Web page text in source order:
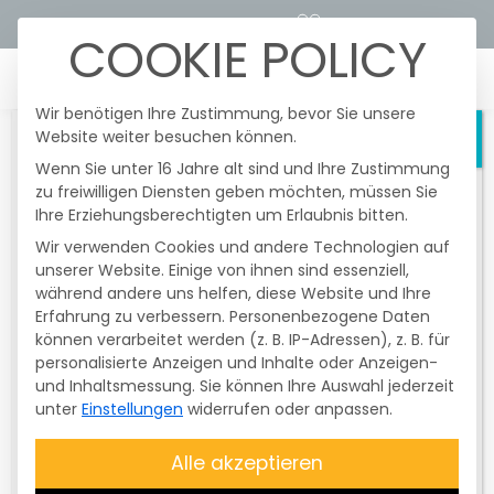
STROMTARIFRECHNER KUNDENPORTALE
Ihr Service zum
Daten ändern
* Pflichtfelder
Heute fanden im Netzgebiert der
Überlandzentrale Wörth/I.-Altheim Netz
AGnochmalsgesetzlich vorgeschriebene
und unangekündigteTestschaltungen
der Funkrundsteuerempfänger (FRE) statt.
Davon betroffen waren nur
Erzeugungsanlagen mit einer Größe
über 25 kWp bis 99,99 kWp. Diese
Testschaltung istnicht
entschädigungsfähig . Die Anlagen
wurden zum Abschluss des Testes wieder
100 % geregelt. Bitte überprüfen Sie,
ob IhreAnlage Energie produziert.
COOKIE POLICY
Wir benötigen Ihre Zustimmung, bevor Sie unsere
Website weiter besuchen können.
Wenn Sie unter 16 Jahre alt sind und Ihre Zustimmung
zu freiwilligen Diensten geben möchten, müssen Sie
Ihre Erziehungsberechtigten um Erlaubnis bitten.
Wir verwenden Cookies und andere Technologien auf
unserer Website. Einige von ihnen sind essenziell,
während andere uns helfen, diese Website und Ihre
Erfahrung zu verbessern. Personenbezogene Daten
können verarbeitet werden (z. B. IP-Adressen), z. B. für
personalisierte Anzeigen und Inhalte oder Anzeigen-
und Inhaltsmessung. Sie können Ihre Auswahl jederzeit
unter Einstellungen widerrufen oder anpassen.
Alle akzeptieren